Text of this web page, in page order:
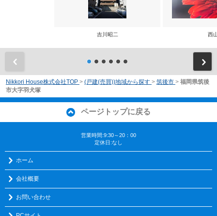
吉川昭二 西
Nikkori House株式会社TOP > (戸建(売買))地域から探す > 筑後市 > 福岡県筑後
市大字羽犬塚
ページトップに戻る
営業時間:9:30～20：00
定休日:なし
ホーム
会社概要
お問い合わせ